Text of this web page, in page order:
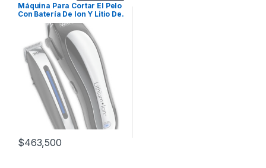
Máquina Para Cortar El Pelo
Con Batería De Ion Y Litio De.
Color Negro/plata
$463,500